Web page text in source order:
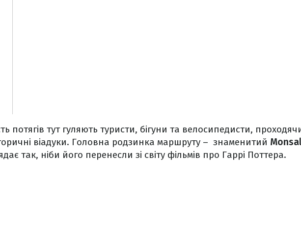
потягів тут гуляють туристи, бігуни та велосипедисти,
віадуки. Головна родзинка маршруту – знаменитий
так, ніби його перенесли зі світу фільмів про Гаррі Поттера.